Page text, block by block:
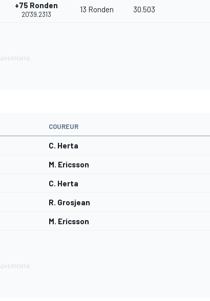
+75 Ronden
20'39.2313
13 Ronden 30.503
COUREUR
C. Herta
M. Ericsson
C. Herta
R. Grosjean
M. Ericsson